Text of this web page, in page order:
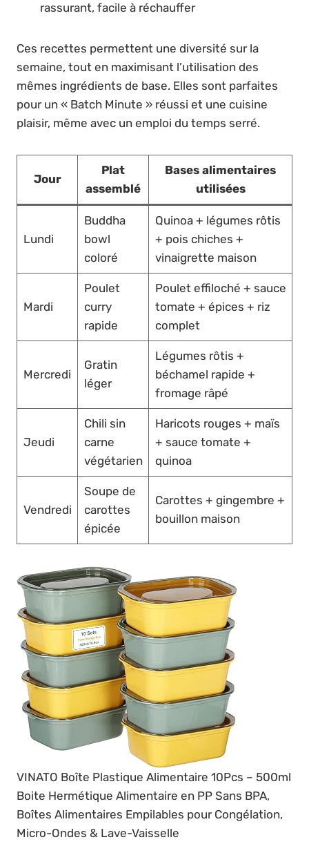
rassurant, facile à réchauffer
Ces recettes permettent une diversité sur la
semaine, tout en maximisant l’utilisation des
mêmes ingrédients de base. Elles sont parfaites
pour un « Batch Minute » réussi et une cuisine
plaisir, même avec un emploi du temps serré.
Jour
Plat
assemblé
Bases alimentaires
utilisées
Lundi
Buddha
bowl
coloré
Quinoa + légumes rôtis
+ pois chiches +
vinaigrette maison
Mardi
Poulet
curry
rapide
Poulet effiloché + sauce
tomate + épices + riz
complet
Mercredi
Gratin
léger
Légumes rôtis +
béchamel rapide +
fromage râpé
Jeudi
Chili sin
carne
végétarien
Haricots rouges + maïs
+ sauce tomate +
quinoa
Vendredi
Soupe de
carottes
épicée
Carottes + gingembre +
bouillon maison
VINATO Boîte Plastique Alimentaire 10Pcs – 500ml
Boite Hermétique Alimentaire en PP Sans BPA,
Boîtes Alimentaires Empilables pour Congélation,
Micro-Ondes & Lave-Vaisselle